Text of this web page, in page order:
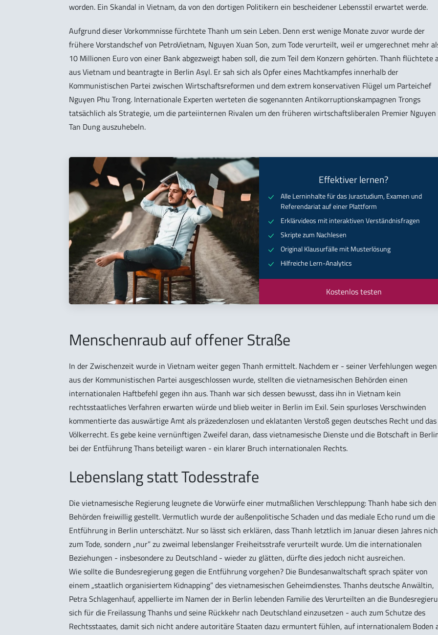
worden. Ein Skandal in Vietnam, da von den dortigen Politikern ein bescheidener Lebensstil erwartet werde.
Aufgrund dieser Vorkommnisse fürchtete Thanh um sein Leben. Denn erst wenige Monate zuvor wurde der
frühere Vorstandschef von PetroVietnam, Nguyen Xuan Son, zum Tode verurteilt, weil er umgerechnet mehr
10 Millionen Euro von einer Bank abgezweigt haben soll, die zum Teil dem Konzern gehörten. Thanh flüchtete
aus Vietnam und beantragte in Berlin Asyl. Er sah sich als Opfer eines Machtkampfes innerhalb der
Kommunistischen Partei zwischen Wirtschaftsreformen und dem extrem konservativen Flügel um Parteichef
Nguyen Phu Trong. Internationale Experten werteten die sogenannten Antikorruptionskampagnen Trongs
tatsächlich als Strategie, um die parteiinternen Rivalen um den früheren wirtschaftsliberalen Premier Nguyen
Tan Dung auszuhebeln.
Effektiver lernen?
Alle Lerninhalte für das Jurastudium, Examen und
Referendariat auf einer Plattform
Erklärvideos mit interaktiven Verständnisfragen
Skripte zum Nachlesen
Original Klausurfälle mit Musterlösung
Hilfreiche Lern-Analytics
Kostenlos testen
Menschenraub auf offener Straße
In der Zwischenzeit wurde in Vietnam weiter gegen Thanh ermittelt. Nachdem er - seiner Verfehlungen
aus der Kommunistischen Partei ausgeschlossen wurde, stellten die vietnamesischen Behörden einen
internationalen Haftbefehl gegen ihn aus. Thanh war sich dessen bewusst, dass ihn in Vietnam kein
rechtsstaatliches Verfahren erwarten würde und blieb weiter in Berlin im Exil. Sein spurloses Verschwinden
kommentierte das auswärtige Amt als präzedenzlosen und eklatanten Verstoß gegen deutsches Recht und das
Völkerrecht. Es gebe keine vernünftigen Zweifel daran, dass vietnamesische Dienste und die Botschaft in
bei der Entführung Thans beteiligt waren - ein klarer Bruch internationalen Rechts.
Lebenslang statt Todesstrafe
Die vietnamesische Regierung leugnete die Vorwürfe einer mutmaßlichen Verschleppung: Thanh habe sich den
Behörden freiwillig gestellt. Vermutlich wurde der außenpolitische Schaden und das mediale Echo rund um die
Entführung in Berlin unterschätzt. Nur so lässt sich erklären, dass Thanh letztlich im Januar diesen Jahres
zum Tode, sondern „nur” zu zweimal lebenslanger Freiheitsstrafe verurteilt wurde. Um die internationalen
Beziehungen - insbesondere zu Deutschland - wieder zu glätten, dürfte dies jedoch nicht ausreichen.
Wie sollte die Bundesregierung gegen die Entführung vorgehen? Die Bundesanwaltschaft sprach später von
einem „staatlich organisiertem Kidnapping” des vietnamesischen Geheimdienstes. Thanhs deutsche Anwältin,
Petra Schlagenhauf, appellierte im Namen der in Berlin lebenden Familie des Verurteilten an die
sich für die Freilassung Thanhs und seine Rückkehr nach Deutschland einzusetzen - auch zum Schutze des
Rechtsstaates, damit sich nicht andere autoritäre Staaten dazu ermuntert fühlen, auf internationalem Boden